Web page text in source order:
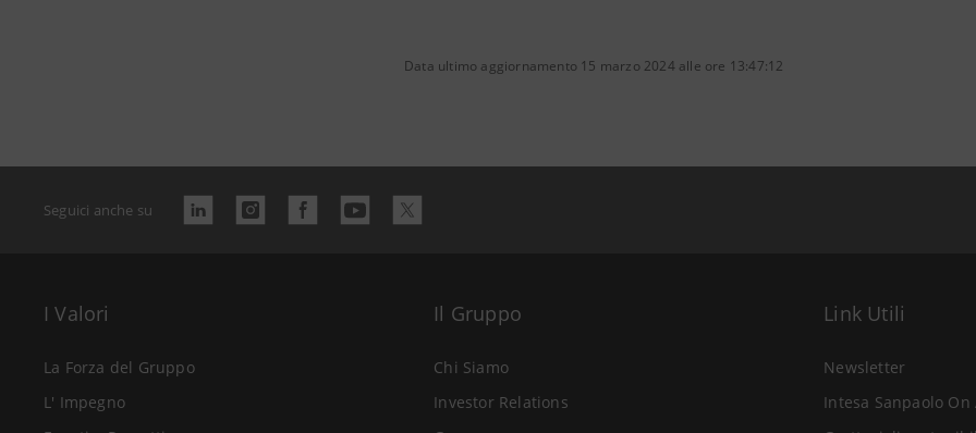
Data ultimo aggiornamento 15 marzo 2024 alle ore 13:47:12
Seguici anche su
I Valori
La Forza del Gruppo
L' Impegno
Il Gruppo
Chi Siamo
Investor Relations
Link Utili
Newsletter
Intesa Sanpaolo On